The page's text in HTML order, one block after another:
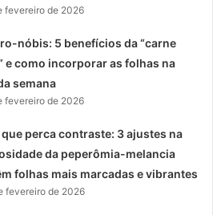
fevereiro de 2026
nóbis: 5 benefícios da “carne
e como incorporar as folhas na
semana
fevereiro de 2026
perca contraste: 3 ajustes na
da peperômia-melancia
folhas mais marcadas e vibrantes
fevereiro de 2026